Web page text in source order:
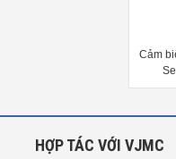
Cảm
HỢP TÁC VỚI VJMC